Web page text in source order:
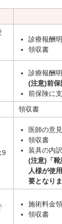
診療報酬
領収書
診療報酬
(注意)前
前保険に
領収書
9
医師の意
領収書
装具の内
(注意)「
人様が使
要となりま
施術料金
領収書